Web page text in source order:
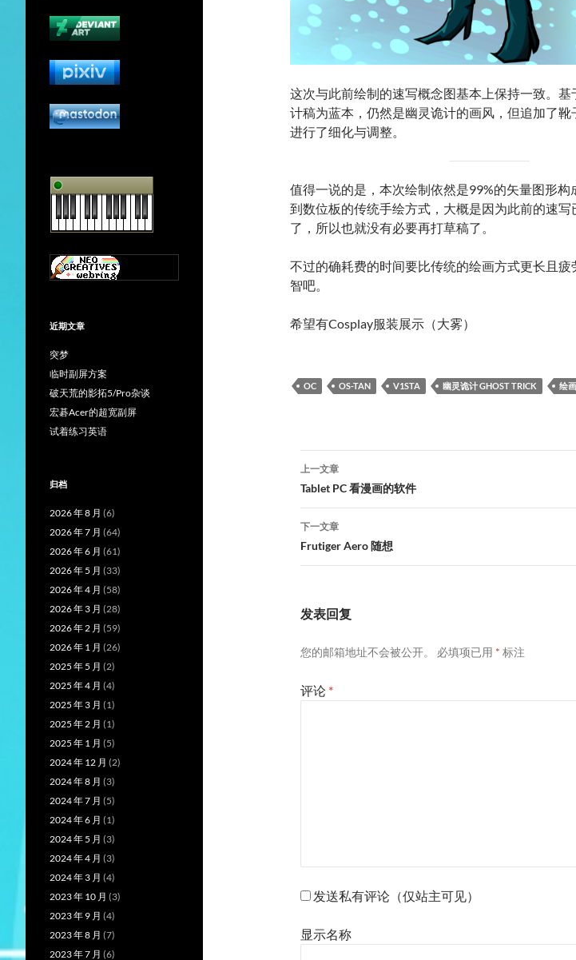
这次与此前绘制的速写概念图基本上保持一致。
计稿为蓝本，仍然是幽灵诡计的画风，但追加了
进行了细化与调整。
值得一说的是，本次绘制依然是99%的矢量图形构
到数位板的传统手绘方式，大概是因为此前的速写
了，所以也就没有必要再打草稿了。
不过的确耗费的时间要比传统的绘画方式更长且
智吧。
希望有Cosplay服装展示（大雾）
OC OS-TAN V1STA 幽灵诡计 GHOST TRICK 绘画
文
章
导
航
上一文章
Tablet PC 看漫画的软件
下一文章
Frutiger Aero 随想
发表回复
您的邮箱地址不会被公开。 必填项已用 * 标注
评论 *
发送私有评论（仅站主可见）
显示名称
近期文章
突梦
临时副屏方案
破天荒的影拓5/Pro杂谈
宏碁Acer的超宽副屏
试着练习英语
归档
2026 年 8 月 (6)
2026 年 7 月 (64)
2026 年 6 月 (61)
2026 年 5 月 (33)
2026 年 4 月 (58)
2026 年 3 月 (28)
2026 年 2 月 (59)
2026 年 1 月 (26)
2025 年 5 月 (2)
2025 年 4 月 (4)
2025 年 3 月 (1)
2025 年 2 月 (1)
2025 年 1 月 (5)
2024 年 12 月 (2)
2024 年 8 月 (3)
2024 年 7 月 (5)
2024 年 6 月 (1)
2024 年 5 月 (3)
2024 年 4 月 (3)
2024 年 3 月 (4)
2023 年 10 月 (3)
2023 年 9 月 (4)
2023 年 8 月 (7)
2023 年 7 月 (6)